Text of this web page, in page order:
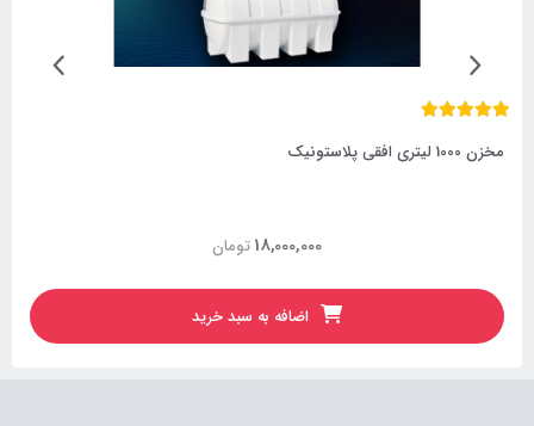
مخزن 1000 لیتری افقی پلاستونیک
تومان 18,000,000
اضافه به سبد خرید